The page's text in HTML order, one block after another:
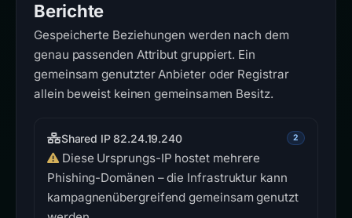
Berichte
Gespeicherte Beziehungen werden nach dem
genau passenden Attribut gruppiert. Ein
gemeinsam genutzter Anbieter oder Registrar
allein beweist keinen gemeinsamen Besitz.
Shared IP 82.24.19.240 2
Diese Ursprungs-IP hostet mehrere
Phishing-Domänen – die Infrastruktur kann
kampagnenübergreifend gemeinsam genutzt